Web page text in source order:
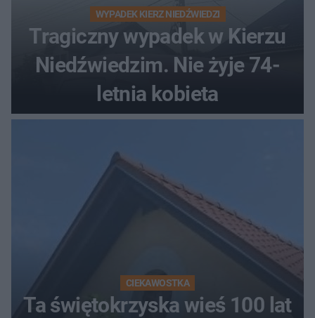
WYPADEK KIERZ NIEDŹWIEDZI
Tragiczny wypadek w Kierzu
Niedźwiedzim. Nie żyje 74-
letnia kobieta
CIEKAWOSTKA
Ta świętokrzyska wieś 100 lat